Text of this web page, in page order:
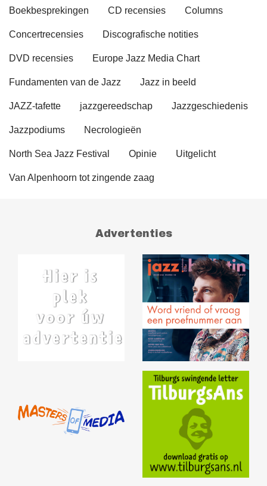
Boekbesprekingen CD recensies Columns
Concertrecensies Discografische notities
DVD recensies Europe Jazz Media Chart
Fundamenten van de Jazz Jazz in beeld
JAZZ-tafette jazzgereedschap Jazzgeschiedenis
Jazzpodiums Necrologieën
North Sea Jazz Festival Opinie Uitgelicht
Van Alpenhoorn tot zingende zaag
Advertenties